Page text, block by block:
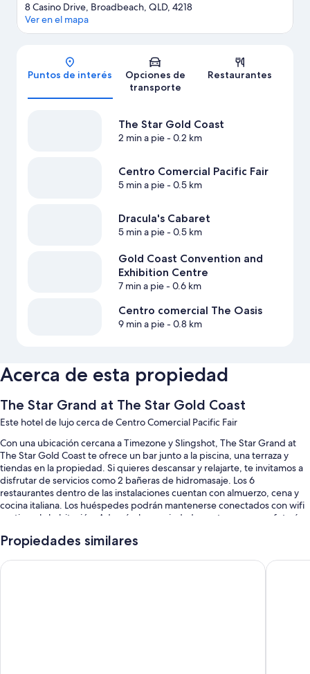
Mapa
8 Casino Drive, Broadbeach, QLD, 4218
Ver en el mapa
Puntos de interés
Opciones de
transporte
Restaurantes
The Star Gold Coast
2 min a pie- 0.2 km
Centro Comercial Pacific Fair
5 min a pie- 0.5 km
Dracula's Cabaret
5 min a pie- 0.5 km
Gold Coast Convention and
Exhibition Centre
7 min a pie- 0.6 km
Centro comercial The Oasis
9 min a pie- 0.8 km
Acerca de esta propiedad
The Star Grand at The Star Gold Coast
Este hotel de lujo cerca de Centro Comercial Pacific Fair
Con una ubicación cercana a Timezone y Slingshot, The Star Grand at
The Star Gold Coast te ofrece un bar junto a la piscina, una terraza y
tiendas en la propiedad. Si quieres descansar y relajarte, te invitamos a
disfrutar de servicios como 2 bañeras de hidromasaje. Los 6
restaurantes dentro de las instalaciones cuentan con almuerzo, cena y
cocina italiana. Los huéspedes podrán mantenerse conectados con wifi
gratis en la habitación. Además, la propiedad cuenta con una cafetería y
Se incluyen los siguientes beneficios adicionales:
Una piscina al aire libre con sillones reclinables de piscina y
Propiedades similares
Dorsett Gold Coast The